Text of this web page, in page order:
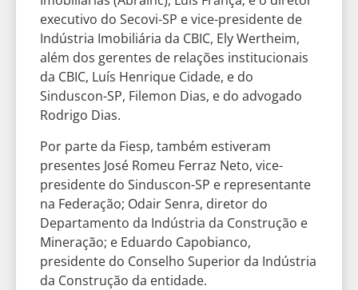
executivo do Secovi-SP e vice-presidente de
Indústria Imobiliária da CBIC, Ely Wertheim,
além dos gerentes de relações institucionais
da CBIC, Luís Henrique Cidade, e do
Sinduscon-SP, Filemon Dias, e do advogado
Rodrigo Dias.
Por parte da Fiesp, também estiveram
presentes José Romeu Ferraz Neto, vice-
presidente do Sinduscon-SP e representante
na Federação; Odair Senra, diretor do
Departamento da Indústria da Construção e
Mineração; e Eduardo Capobianco,
presidente do Conselho Superior da Indústria
da Construção da entidade.